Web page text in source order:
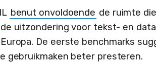
benut onvoldoende de ruimte
uitzondering voor tekst- en
De eerste benchmarks
gebruikmaken beter presteren.